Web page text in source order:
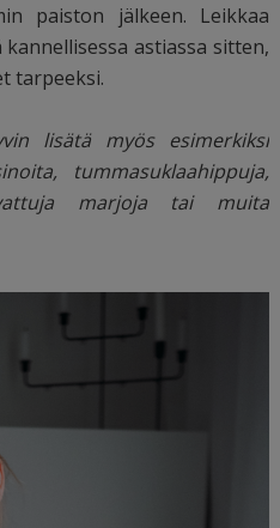
paiston jälkeen. Leikkaa
astiassa sitten,
tarpeeksi.
lisätä myös esimerkiksi
tummasuklaahippuja,
marjoja tai muita